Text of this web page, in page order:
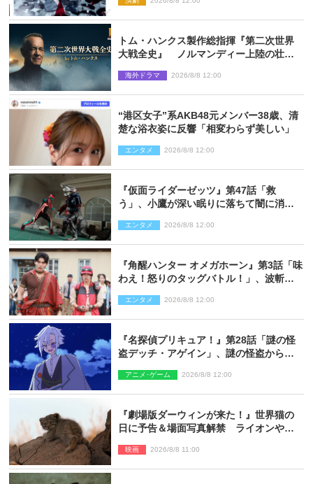
トム・ハンクス製作総指揮『第二次世界
大戦全史』 ノルマンディー上陸の壮絶
海外ドラマ 2026/8/8 12:00
“港区女子”系AKB48元メンバー38歳、清
楚な浴衣姿に反響「相変わらず美しい」
エンタメ 2026/8/8 12:00
『仮面ライダーゼッツ』第47話「救
う」、小鷹が深い眠りに落ちて闇に消え
エンタメ 2026/8/8 12:00
『角醒ハンター オメガホーン』第3話「味
わえ！怒りのタッグバトル！」、波斬の
エンタメ 2026/8/8 12:00
『名探偵プリキュア！』第28話「謎の怪
盗デッチ・アゲイン」、謎の怪盗から不
アニメ･ゲーム 2026/8/8 12:00
『劇場版ダーウィンが来た！』世界猫の
日に予告＆場面写真解禁 ライオンやマ
映画 2026/8/8 11:00